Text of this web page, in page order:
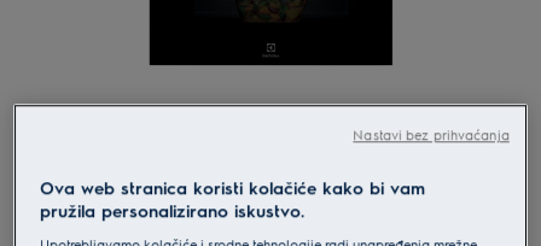
Ova web stranica koristi kolačiće kako bi vam
pružila personalizirano iskustvo.
Nastavi bez prihvaćanja